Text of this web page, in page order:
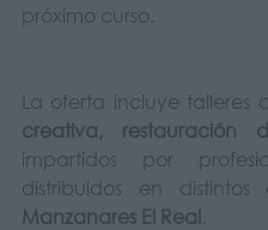
próximo curso.
La oferta incluye talleres
creativa, restauración
impartidos por
distribuidos en
Manzanares El Real.